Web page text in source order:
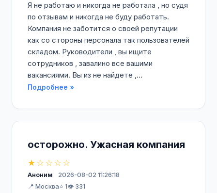
Я не работаю и никогда не работала , но судя
по отзывам и никогда не буду работать.
Компания не заботится о своей репутации
как со стороны персонала так пользователей
складом. Руководители , вы ищите
сотрудников , завалино все вашими
вакансиями. Вы из не найдете ,...
Подробнее »
осторожно. Ужасная компания
★☆☆☆☆
Аноним
2026-08-02 11:26:18
📍 Москва⭐ 1👁️ 331